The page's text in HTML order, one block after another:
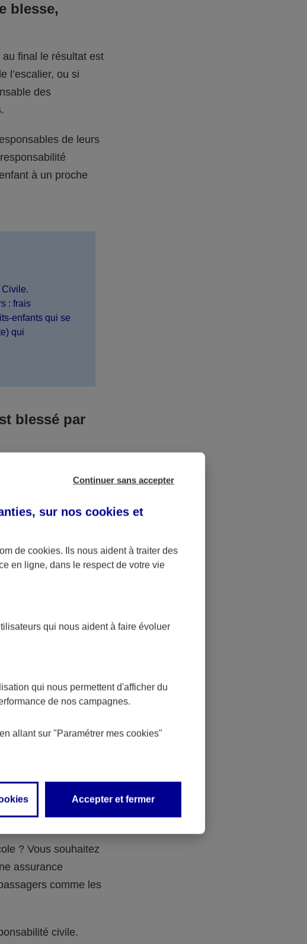
blesse,
final le résultat est
l’escalier, ou si
des
de leurs
à un proche
Civile.
: frais
enfants qui se
qui
blessé par
ayant entrainé
pour l’accident dont
spécifique
de
avec vos
? Vous souhaitez
assurance
comme les
civile.
Continuer sans accepter
sur nos cookies et
de cookies. Ils nous aident à traiter des
en ligne, dans le respect de votre vie
qui nous aident à faire évoluer
qui nous permettent d'afficher du
de nos campagnes.
allant sur "Paramétrer mes cookies"
Accepter et fermer